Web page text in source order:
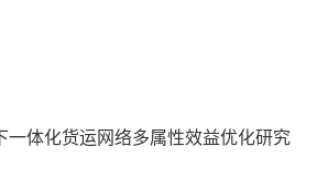
一体化货运网络多属性效益优化研究